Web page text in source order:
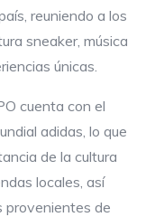
reuniendo a los
sneaker, música
únicas.
cuenta con el
adidas, lo que
de la cultura
locales, así
provenientes de